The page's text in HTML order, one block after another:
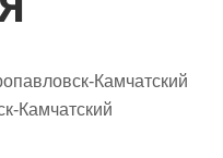
Камчатский
Камчатский